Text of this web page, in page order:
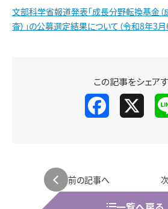
文部科学省報道発表「成長分野転換基金
査）」の公募選定結果について（令和8年3月
この記事をシェア
b
ページ送り前の記事へ